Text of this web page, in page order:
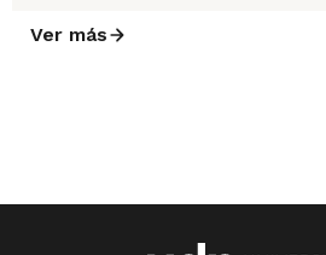
Ver más